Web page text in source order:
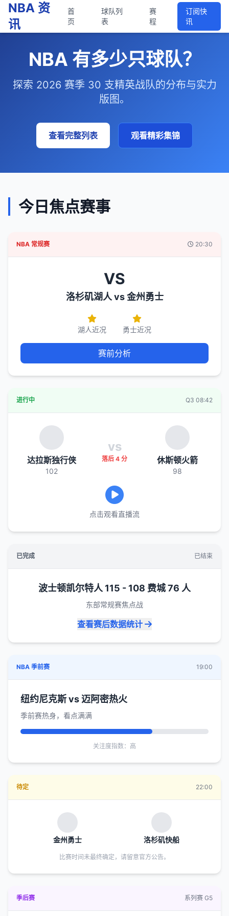
NBA 资
讯
首
页
球队列
表
赛
程
订阅快
讯
NBA 有多少只球队？
探索 2026 赛季 30 支精英战队的分布与实力
版图。
查看完整列表 观看精彩集锦
今日焦点赛事
NBA 常规赛 20:30
VS
洛杉矶湖人 vs 金州勇士
湖人近况 勇士近况
赛前分析
进行中 Q3 08:42
达拉斯独行侠
102
vs
落后 4 分 休斯顿火箭
98
点击观看直播流
已完成 已结束
波士顿凯尔特人 115 - 108 费城 76 人
东部常规赛焦点战
查看赛后数据统计
NBA 季前赛 19:00
纽约尼克斯 vs 迈阿密热火
季前赛热身，看点满满
关注度指数：高
待定 22:00
金州勇士 洛杉矶快船
比赛时间未最终确定，请留意官方公告。
季后赛 系列赛 G5